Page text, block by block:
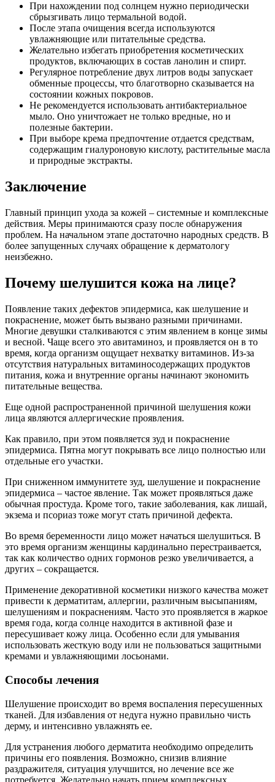
При нахождении под солнцем нужно периодически
сбрызгивать лицо термальной водой.
После этапа очищения всегда используются
увлажняющие или питательные средства.
Желательно избегать приобретения косметических
продуктов, включающих в состав ланолин и спирт.
Регулярное потребление двух литров воды запускает
обменные процессы, что благотворно сказывается на
состоянии кожных покровов.
Не рекомендуется использовать антибактериальное
мыло. Оно уничтожает не только вредные, но и
полезные бактерии.
При выборе крема предпочтение отдается средствам,
содержащим гиалуроновую кислоту, растительные масла
и природные экстракты.
Заключение
Главный принцип ухода за кожей – системные и комплексные
действия. Меры принимаются сразу после обнаружения
проблем. На начальном этапе достаточно народных средств. В
более запущенных случаях обращение к дерматологу
неизбежно.
Почему шелушится кожа на лице?
Появление таких дефектов эпидермиса, как шелушение и
покраснение, может быть вызвано разными причинами.
Многие девушки сталкиваются с этим явлением в конце зимы
и весной. Чаще всего это авитаминоз, и проявляется он в то
время, когда организм ощущает нехватку витаминов. Из-за
отсутствия натуральных витаминосодержащих продуктов
питания, кожа и внутренние органы начинают экономить
питательные вещества.
Еще одной распространенной причиной шелушения кожи
лица являются аллергические проявления.
Как правило, при этом появляется зуд и покраснение
эпидермиса. Пятна могут покрывать все лицо полностью или
отдельные его участки.
При сниженном иммунитете зуд, шелушение и покраснение
эпидермиса – частое явление. Так может проявляться даже
обычная простуда. Кроме того, такие заболевания, как лишай,
экзема и псориаз тоже могут стать причиной дефекта.
Во время беременности лицо может начаться шелушиться. В
это время организм женщины кардинально перестраивается,
так как количество одних гормонов резко увеличивается, а
других – сокращается.
Применение декоративной косметики низкого качества может
привести к дерматитам, аллергии, различным высыпаниям,
шелушениям и покраснениям. Часто это проявляется в жаркое
время года, когда солнце находится в активной фазе и
пересушивает кожу лица. Особенно если для умывания
использовать жесткую воду или не пользоваться защитными
кремами и увлажняющими лосьонами.
Способы лечения
Шелушение происходит во время воспаления пересушенных
тканей. Для избавления от недуга нужно правильно чисть
дерму, и интенсивно увлажнять ее.
Для устранения любого дерматита необходимо определить
причины его появления. Возможно, снизив влияние
раздражителя, ситуация улучшится, но лечение все же
потребуется. Желательно начать прием комплексных